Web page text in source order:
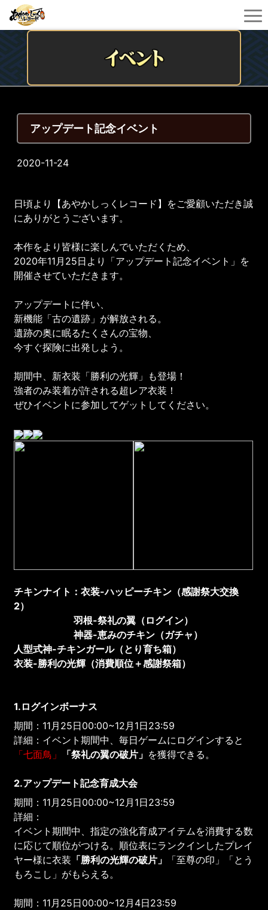
アップデート記念イベント
2020-11-24
日頃より【あやかしっくレコード】をご愛顧いただき誠
にありがとうございます。
本作をより皆様に楽しんでいただくため、
2020年11月25日より「アップデート記念イベント」を
開催させていただきます。
アップデートに伴い、
新機能「古の遺跡」が解放される。
遺跡の奥に眠るたくさんの宝物、
今すぐ探険に出発しよう。
期間中、新衣装「勝利の光輝」も登場！
強者のみ装着が許される超レア衣装！
ぜひイベントに参加してゲットしてください。
チキンナイト：衣装-ハッピーチキン （感謝祭大交換
2）
羽根-祭礼の翼 （ ログイン）
神器-恵みのチキン（ガチャ ）
人型式神-チキンガール（とり育ち箱）
衣装-勝利の光輝 （消費順位＋感謝祭箱）
1.ログインボーナス
期間：11月25日00:00~12月1日23:59
詳細：イベント期間中、毎日ゲームにログインすると
「七面鳥」
「祭礼の翼の破片」 を獲得できる。
2.アップデート記念育成大会
期間：11月25日00:00~12月1日23:59
詳細：
イベント期間中、指定の強化育成アイテムを消費する数
に応じて順位がつける。順位表にランクインしたプレイ
ヤー様に衣装 「勝利の光輝の破片」
「至尊の印」「とう
もろこし」がもらえる。
期間：11月25日00:00~12月4日23:59